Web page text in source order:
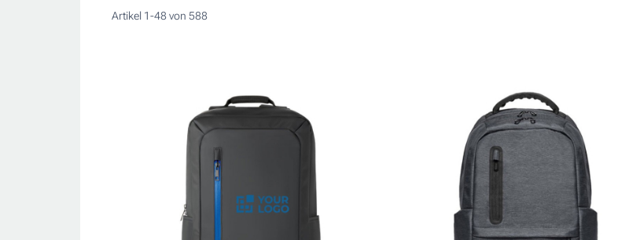
Artikel 1-48von 588